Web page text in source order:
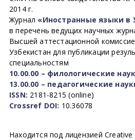
2014 г.
Журнал «Иностранные языки в
в перечень ведущих научных
Высшей аттестационной
Узбекистан для публикации
специальностям
10.00.00 – филологические
13.00.00 – педагогические
ISSN: 2181-8215 (online)
Crossref DOI: 10.36078
Находится под лицензией Creative